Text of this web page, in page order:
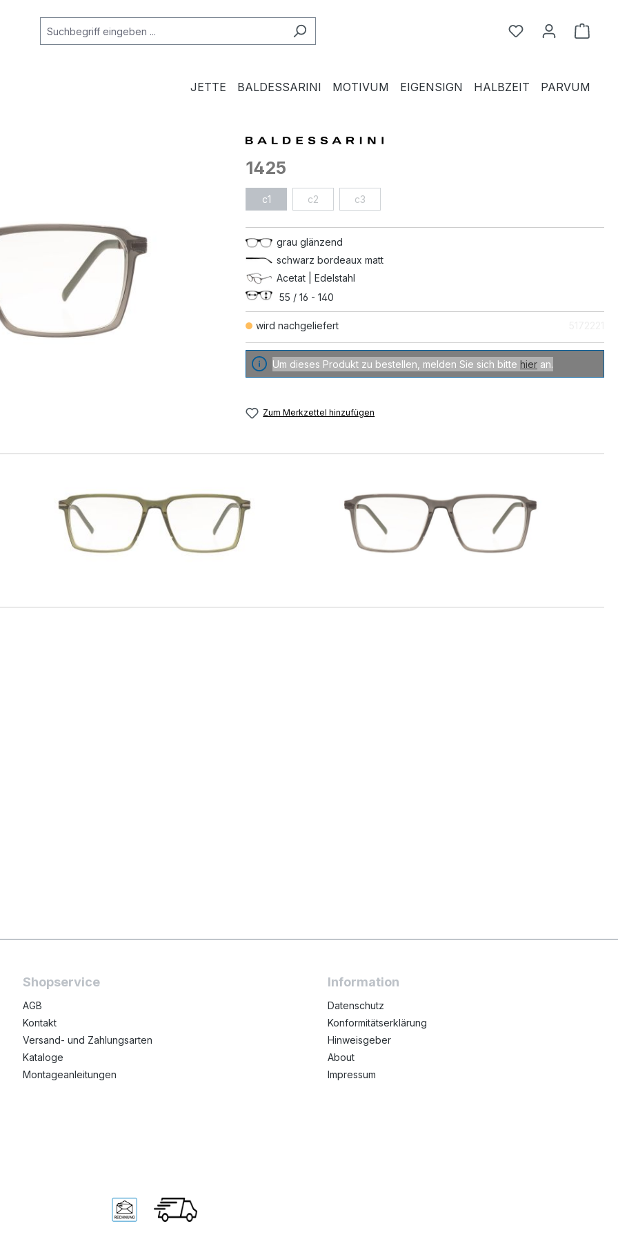
Du hast 0
JETTE BALDESSARINI MOTIVUM EIGENSIGN HALBZEIT PARVUM
wird nachgeliefert
1425
c1 c2 c3
grau glänzend
schwarz bordeaux matt
Acetat | Edelstahl
55 / 16 - 140
Um dieses Produkt zu bestellen, melden Sie sich bitte hier an.
Zum Merkzettel hinzufügen
Shopservice
AGB
Kontakt
Versand- und Zahlungsarten
Kataloge
Montageanleitungen
Information
Datenschutz
Konformitätserklärung
Hinweisgeber
About
Impressum